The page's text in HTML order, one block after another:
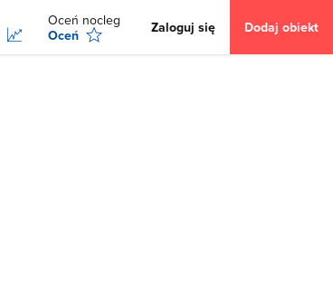
Oceń nocleg
Oceń
Zaloguj się Dodaj obiekt